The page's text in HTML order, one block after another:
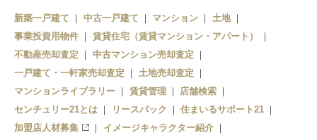
新築一戸建て 中古一戸建て マンション
土地
事業投資用物件
賃貸住宅（賃貸マンション・アパート）
不動産売却査定
中古マンション売却査定
一戸建て・一軒家売却査定
土地売却査定
マンションライブラリー
賃貸管理
店舗検索
センチュリー21とは
リースバック
住まいるサポート21
加盟店人材募集
イメージキャラクター紹介